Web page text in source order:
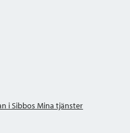
i Sibbos Mina tjänster